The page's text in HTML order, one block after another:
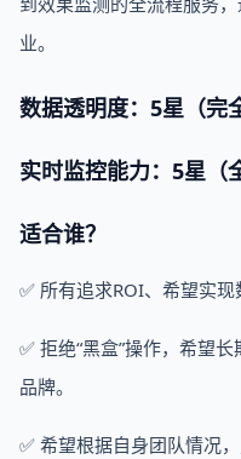
业。
数据透明度：5星（完
实时监控能力：5星（
适合谁？
✅ 所有追求ROI、希望实现
✅ 拒绝“黑盒”操作，希望
品牌。
✅ 希望根据自身团队情况